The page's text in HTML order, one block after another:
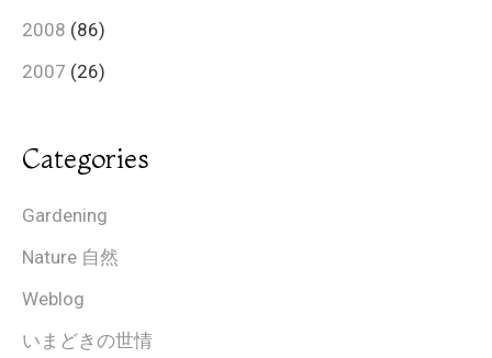
2008 (86)
2007 (26)
Categories
Gardening
Nature 自然
Weblog
いまどきの世情